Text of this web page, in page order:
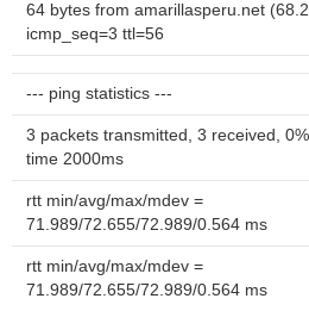
64 bytes from amarillasperu.net
icmp_seq=3 ttl=56
--- ping statistics ---
3 packets transmitted, 3 received,
time 2000ms
rtt min/avg/max/mdev =
71.989/72.655/72.989/0.564 ms
rtt min/avg/max/mdev =
71.989/72.655/72.989/0.564 ms